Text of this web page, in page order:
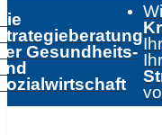
Gesundheits- Ihr